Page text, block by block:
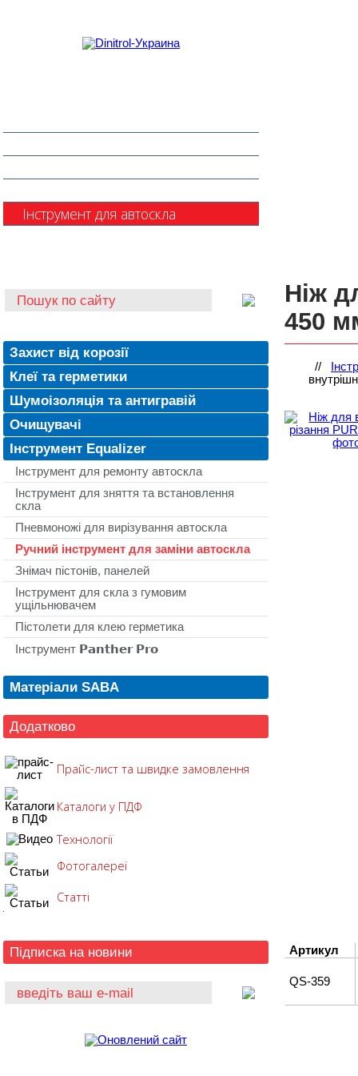
Інструмент для автоскла
Захист від корозії
Клеї та герметики
Шумоізоляція та антигравій
Очищувачі
Інструмент Equalizer
Інструмент для ремонту автоскла
Інструмент для зняття та встановлення
скла
Пневмоножі для вирізування автоскла
Ручний інструмент для заміни автоскла
Знімач пістонів, панелей
Інструмент для скла з гумовим
ущільнювачем
Пістолети для клею герметика
Інструмент 𝗣𝗮𝗻𝘁𝗵𝗲𝗿 𝗣𝗿𝗼
Матеріали SABA
Додатково
Прайс-лист та швидке замовлення
Каталоги у ПДФ
Технології
Фотогалереї
Статті
Підписка на новини
Ніж
450
//
Артикул
QS-359